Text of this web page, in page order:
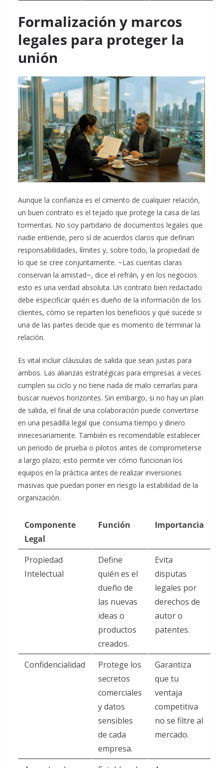
Formalización y marcos
legales para proteger la
unión
Aunque la confianza es el cimiento de cualquier relación,
un buen contrato es el tejado que protege la casa de las
tormentas. No soy partidario de documentos legales que
nadie entiende, pero sí de acuerdos claros que definan
responsabilidades, límites y, sobre todo, la propiedad de
lo que se cree conjuntamente. ~Las cuentas claras
conservan la amistad~, dice el refrán, y en los negocios
esto es una verdad absoluta. Un contrato bien redactado
debe especificar quién es dueño de la información de los
clientes, cómo se reparten los beneficios y qué sucede si
una de las partes decide que es momento de terminar la
relación.
Es vital incluir cláusulas de salida que sean justas para
ambos. Las alianzas estratégicas para empresas a veces
cumplen su ciclo y no tiene nada de malo cerrarlas para
buscar nuevos horizontes. Sin embargo, si no hay un plan
de salida, el final de una colaboración puede convertirse
en una pesadilla legal que consuma tiempo y dinero
innecesariamente. También es recomendable establecer
un periodo de prueba o pilotos antes de comprometerse
a largo plazo; esto permite ver cómo funcionan los
equipos en la práctica antes de realizar inversiones
masivas que puedan poner en riesgo la estabilidad de la
organización.
Componente
Legal
Función Importancia
Propiedad
Intelectual
Define
quién es el
dueño de
las nuevas
ideas o
productos
creados.
Evita
disputas
legales por
derechos de
autor o
patentes.
Confidencialidad
Protege los
secretos
comerciales
y datos
sensibles
de cada
empresa.
Garantiza
que tu
ventaja
competitiva
no se filtre al
mercado.